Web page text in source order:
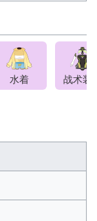
水着 战术装